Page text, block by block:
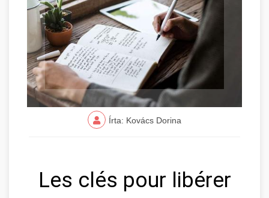
Írta: Kovács Dorina
Les clés pour libérer